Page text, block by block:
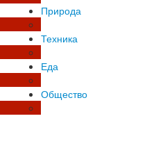
Природа
Техника
Еда
Общество